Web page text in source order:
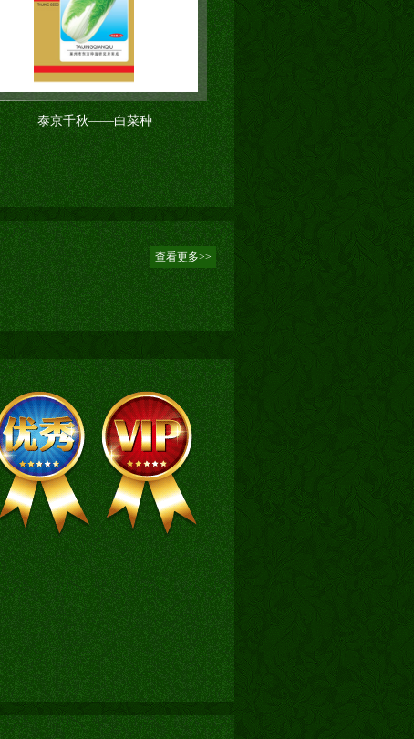
泰京千秋——白菜种 莱绿60（山东省
查看更多>>